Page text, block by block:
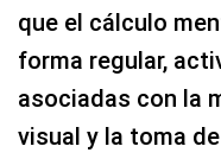
que el cálculo
forma regular,
asociadas con la
visual y la toma